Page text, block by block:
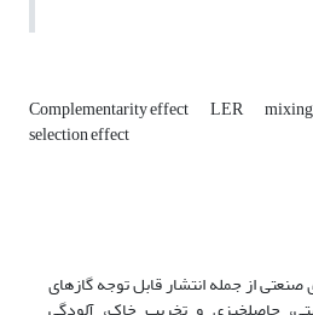
Complementarity effect LER
selection effect
از جمله انتشار قابل توجه گازهای